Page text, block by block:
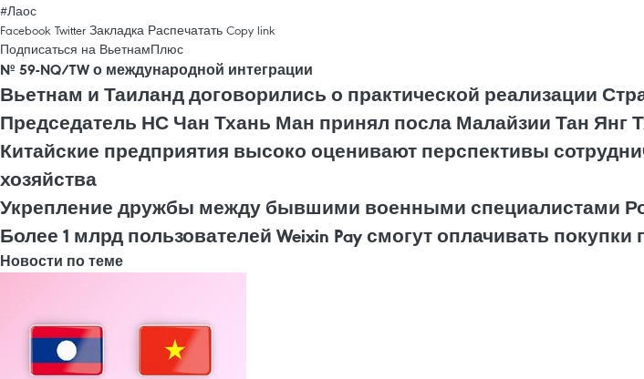
#Лаос
Facebook Twitter Закладка Распечатать Copy link
Подписаться на ВьетнамПлюс
№ 59-NQ/TW о международной интеграции
Вьетнам и Таиланд договорились о практической реализации
Председатель НС Чан Тхань Ман принял посла Малайзии Тан Янг
Китайские предприятия высоко оценивают перспективы
хозяйства
Укрепление дружбы между бывшими военными специалистами
Более 1 млрд пользователей Weixin Pay смогут оплачивать
Новости по теме